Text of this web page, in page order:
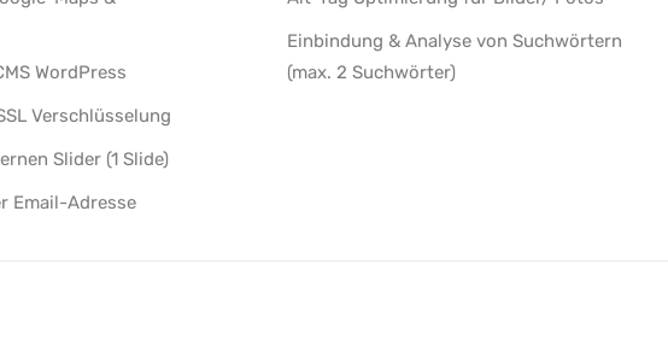
WordPress
Verschlüsselung
Slider (1 Slide)
Email-Adresse
Einbindung & Analyse von Suchwörtern
(max. 2 Suchwörter)